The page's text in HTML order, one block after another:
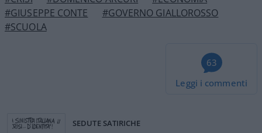
#GIUSEPPE CONTE
#GOVERNO GIALLOROSSO
#SCUOLA
63
Leggi i commenti
SEDUTE SATIRICHE